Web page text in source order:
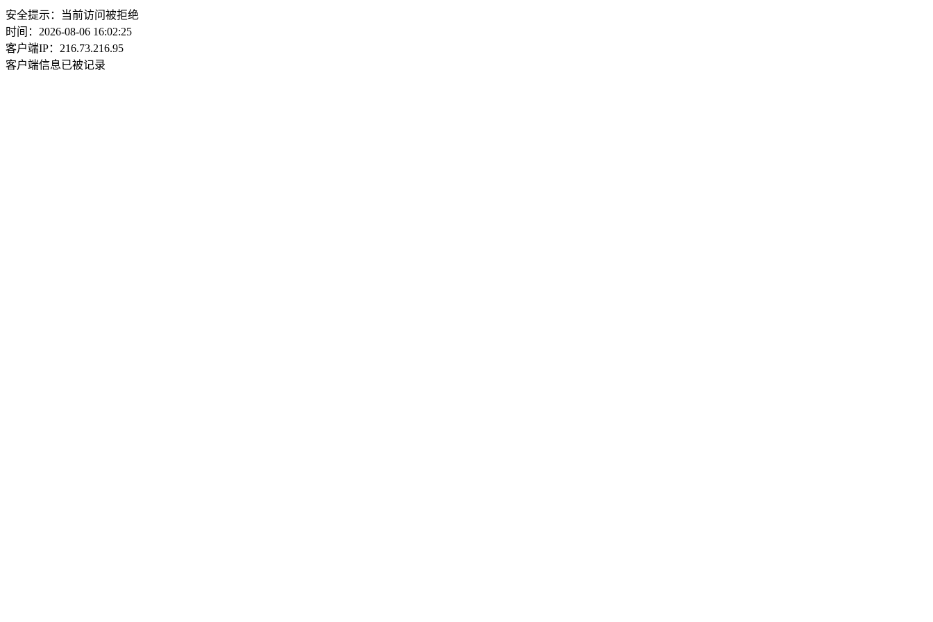
安全提示：当前访问被拒绝
时间：2026-08-06 16:02:25
客户端IP：216.73.216.95
客户端信息已被记录